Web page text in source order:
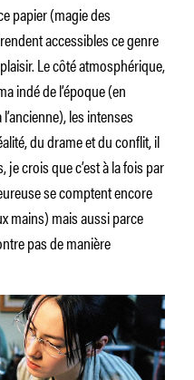
papier (magie des
accessibles ce genre
Le côté atmosphérique,
indé de l’époque (en
les intenses
du drame et du conflit, il
je crois que c’est à la fois par
se comptent encore
mains) mais aussi parce
pas de manière